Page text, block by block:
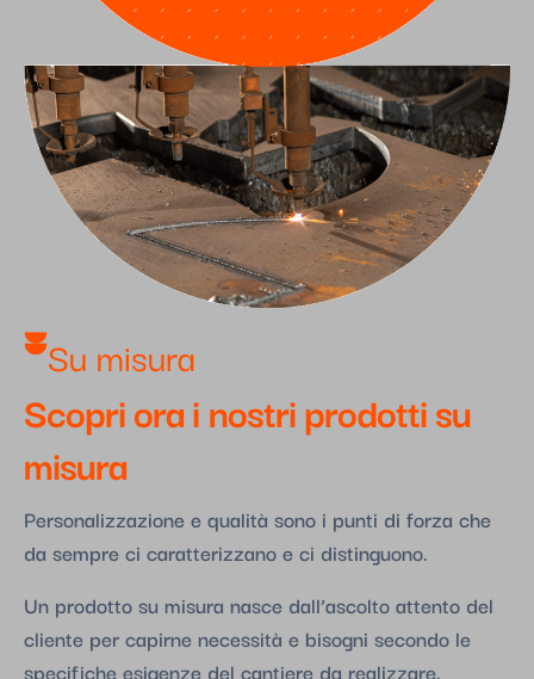
Su misura​
Scopri ora i nostri prodotti su
misura
Personalizzazione e qualità sono i punti di forza che
da sempre ci caratterizzano e ci distinguono.
Un prodotto su misura nasce dall’ascolto attento del
cliente per capirne necessità e bisogni secondo le
specifiche esigenze del cantiere da realizzare.